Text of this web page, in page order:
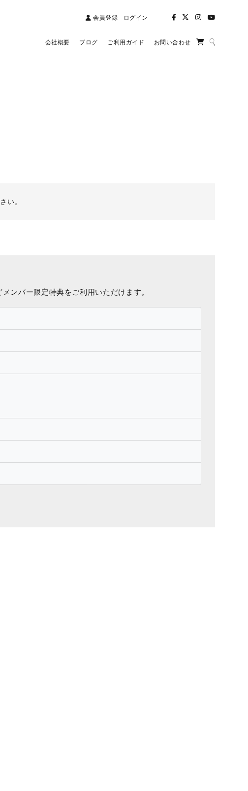
会員登録 ログイン
会社概要 ブログ ご利用ガイド お問い合わせ
い。
ンバー限定特典をご利用いただけます。